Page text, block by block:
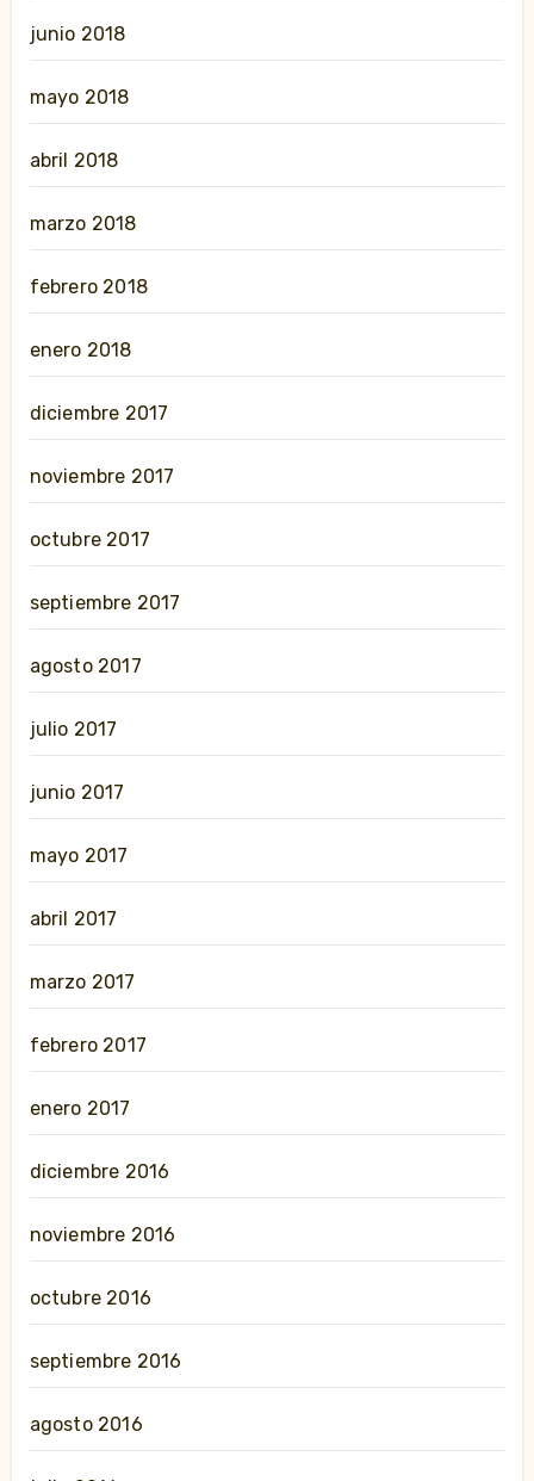
junio 2018
mayo 2018
abril 2018
marzo 2018
febrero 2018
enero 2018
diciembre 2017
noviembre 2017
octubre 2017
septiembre 2017
agosto 2017
julio 2017
junio 2017
mayo 2017
abril 2017
marzo 2017
febrero 2017
enero 2017
diciembre 2016
noviembre 2016
octubre 2016
septiembre 2016
agosto 2016